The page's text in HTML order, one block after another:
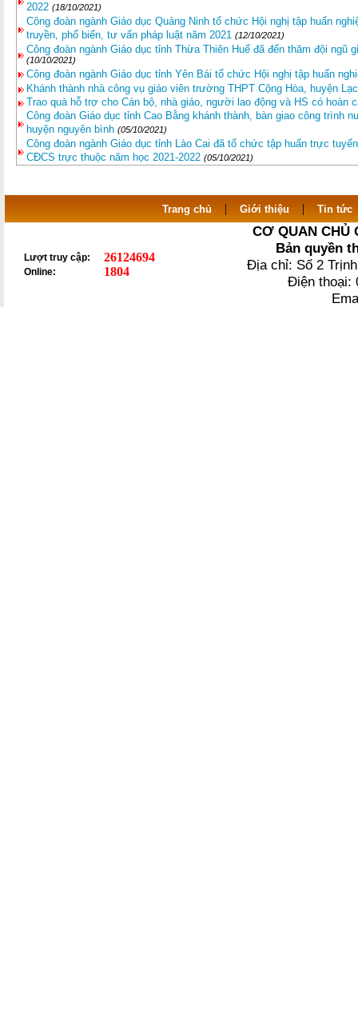
2022 (18/10/2021)
Công đoàn ngành Giáo dục Quảng Ninh tổ chức Hội nghị tập huấn
truyền, phổ biến, tư vấn pháp luật năm 2021 (12/10/2021)
Công đoàn ngành Giáo dục tỉnh Thừa Thiên Huế đã đến thăm đội ngũ
(10/10/2021)
Công đoàn ngành Giáo dục tỉnh Yên Bái tổ chức Hội nghị tập huấn
Khánh thành nhà công vụ giáo viên trường THPT Cộng Hòa, huyện
Trao quà hỗ trợ cho Cán bộ, nhà giáo, người lao động và HS có hoàn
Công đoàn Giáo dục tỉnh Cao Bằng khánh thành, bàn giao công trình
huyện nguyên bình (05/10/2021)
Công đoàn ngành Giáo dục tỉnh Lào Cai đã tổ chức tập huấn trực
CĐCS trực thuộc năm học 2021-2022 (05/10/2021)
Trang chủ | Giới thiệu | Tin tức
Lượt truy cập: 26124694
Online: 1804
CƠ QUAN CHỦ
Bản quyền
Địa chỉ: Số 2
Điện